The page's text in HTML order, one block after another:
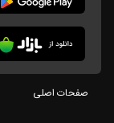
صفحات اصلی